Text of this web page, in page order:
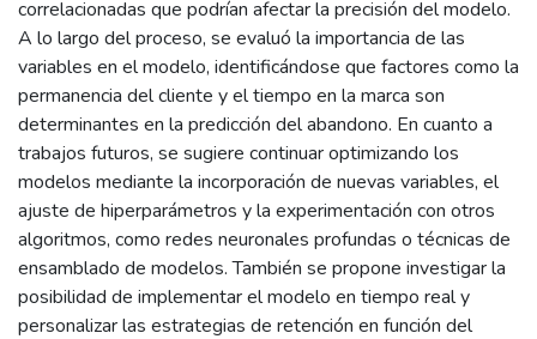
correlacionadas que podrían afectar la precisión del modelo.
A lo largo del proceso, se evaluó la importancia de las
variables en el modelo, identificándose que factores como la
permanencia del cliente y el tiempo en la marca son
determinantes en la predicción del abandono. En cuanto a
trabajos futuros, se sugiere continuar optimizando los
modelos mediante la incorporación de nuevas variables, el
ajuste de hiperparámetros y la experimentación con otros
algoritmos, como redes neuronales profundas o técnicas de
ensamblado de modelos. También se propone investigar la
posibilidad de implementar el modelo en tiempo real y
personalizar las estrategias de retención en función del